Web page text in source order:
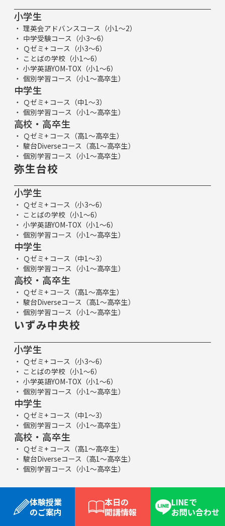
小学生
理英会アドバンスコース（小1～2）
中学受験コース（小3～6）
Ｑゼミ+ コース（小3～6）
ことばの学校（小1～6）
小学英語YOM-TOX（小1～6）
個別学習コース（小1～高卒生）
中学生
Ｑゼミ+ コース（中1～3）
個別学習コース（小1～高卒生）
高校・高卒生
Ｑゼミ+ コース（高1～高卒生）
駿台Diverseコース（高1～高卒生）
個別学習コース（小1～高卒生）
弥生台校
小学生
Ｑゼミ+ コース（小3～6）
ことばの学校（小1～6）
小学英語YOM-TOX（小1～6）
個別学習コース（小1～高卒生）
中学生
Ｑゼミ+ コース（中1～3）
個別学習コース（小1～高卒生）
高校・高卒生
Ｑゼミ+ コース（高1～高卒生）
駿台Diverseコース（高1～高卒生）
個別学習コース（小1～高卒生）
いずみ中央校
小学生
Ｑゼミ+ コース（小3～6）
ことばの学校（小1～6）
小学英語YOM-TOX（小1～6）
個別学習コース（小1～高卒生）
中学生
Ｑゼミ+ コース（中1～3）
個別学習コース（小1～高卒生）
高校・高卒生
Ｑゼミ+ コース（高1～高卒生）
駿台Diverseコース（高1～高卒生）
個別学習コース（小1～高卒生）
体験授業
のご案内
本日の
開講情報
LINEで
お問い合わせ